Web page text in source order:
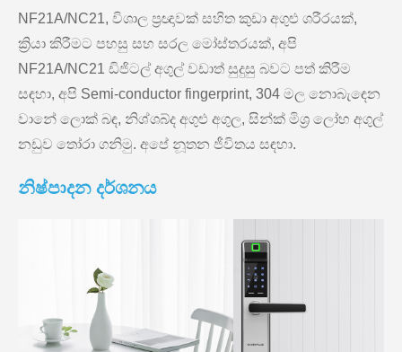
NF21A/NC21, විශාල ප්‍රඥාවක් සහිත කුඩා අගුළු ශරීරයක්,
ක්‍රියා කිරීමට පහසු සහ සරල මෝස්තරයක්, අපි
NF21A/NC21 ඩිජිටල් අගුල් වඩාත් සුදුසු බවට පත් කිරීම
සඳහා, අපි Semi-conductor fingerprint, 304 මල නොබැඳෙන
වානේ ලොක් බඳ, නිශ්ශබ්ද අගුළු අගුල, සින්ක් මිශ්‍ර ලෝහ අගුල්
නඩුව තෝරා ගනිමු. අපේ නූතන ජීවිතය සඳහා.
නිෂ්පාදන දර්ශනය